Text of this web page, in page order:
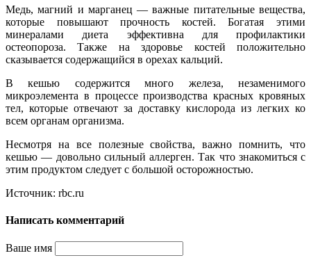
Медь, магний и марганец — важные питательные вещества,
которые повышают прочность костей. Богатая этими
минералами диета эффективна для профилактики
остеопороза. Также на здоровье костей положительно
сказывается содержащийся в орехах кальций.
В кешью содержится много железа, незаменимого
микроэлемента в процессе производства красных кровяных
тел, которые отвечают за доставку кислорода из легких ко
всем органам организма.
Несмотря на все полезные свойства, важно помнить, что
кешью — довольно сильный аллерген. Так что знакомиться с
этим продуктом следует с большой осторожностью.
Источник: rbc.ru
Написать комментарий
Ваше имя